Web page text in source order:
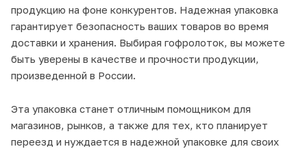
продукцию на фоне конкурентов. Надежная упаковка
гарантирует безопасность ваших товаров во время
доставки и хранения. Выбирая гофролоток, вы можете
быть уверены в качестве и прочности продукции,
произведенной в России.
Эта упаковка станет отличным помощником для
магазинов, рынков, а также для тех, кто планирует
переезд и нуждается в надежной упаковке для своих